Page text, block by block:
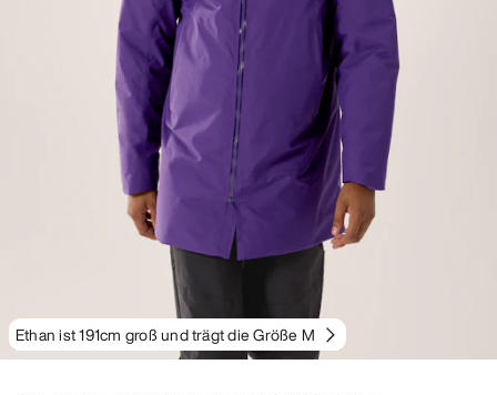
Ethan ist 191cm groß und trägt die Größe M